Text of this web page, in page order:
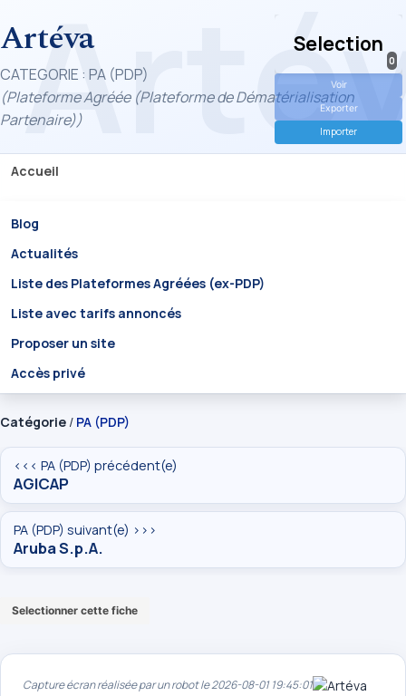
Artéva
CATEGORIE : PA (PDP)
(Plateforme Agréée (Plateforme de Dématérialisation
Partenaire))
Accueil
Blog
Actualités
Liste des Plateformes Agréées (ex-PDP)
Liste avec tarifs annoncés
Proposer un site
Accès privé
Selection
0
Voir
Exporter
Importer
Catégorie / PA (PDP)
<<< PA (PDP) précédent(e)
AGICAP
PA (PDP) suivant(e) >>>
Aruba S.p.A.
Selectionner cette fiche
Capture écran réalisée par un robot le 2026-08-01 19:45:01